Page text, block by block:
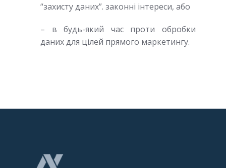
“захисту даних”. законні інтереси, або
– в будь-який час проти обробки
даних для цілей прямого маркетингу.